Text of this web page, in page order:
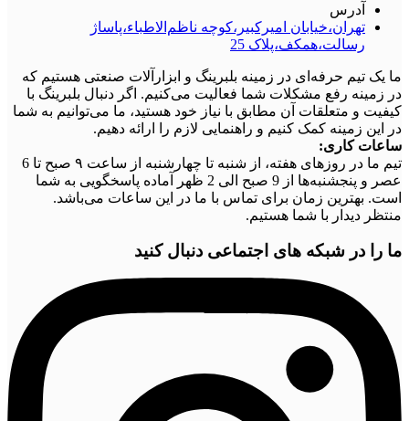
آدرس
تهران،خیابان امیرکبیر،کوچه ناظم‌الاطباء،پاساژ
رسالت،همکف،پلاک 25
ما یک تیم حرفه‌ای در زمینه بلبرینگ و ابزارآلات صنعتی هستیم که
در زمینه رفع مشکلات شما فعالیت می‌کنیم. اگر دنبال بلبرینگ با
کیفیت و متعلقات آن مطابق با نیاز خود هستید، ما می‌توانیم به شما
در این زمینه کمک کنیم و راهنمایی لازم را ارائه دهیم.
ساعات کاری:
تیم ما در روزهای هفته، از شنبه تا چهارشنبه از ساعت ۹ صبح تا 6
عصر و پنجشنبه‌ها از 9 صبح الی 2 ظهر آماده پاسخگویی به شما
است. بهترین زمان برای تماس با ما در این ساعات می‌باشد.
منتظر دیدار با شما هستیم.
ما را در شبکه های اجتماعی دنبال کنید